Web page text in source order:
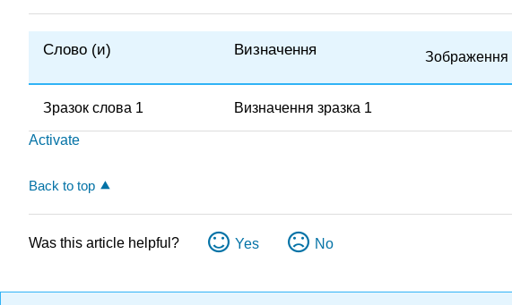
Слово (и) Визначення Зображення
Зразок слова 1 Визначення зразка 1
Activate
Back to top
Was this article helpful? Yes No